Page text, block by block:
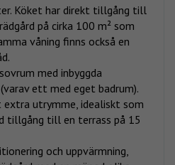
Köket har direkt tillgång till
på cirka 100 m² som
våning finns också en
med inbyggda
ett med eget badrum).
extra utrymme, idealiskt som
tillgång till en terrass på 15
och uppvärmning,